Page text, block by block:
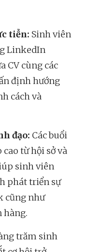
tiễn: Sinh viên
LinkedIn
CV cùng các
định hướng
cách và
đạo: Các buổi
từ hội sở và
sinh viên
phát triển sự
cũng như
hàng.
trăm sinh